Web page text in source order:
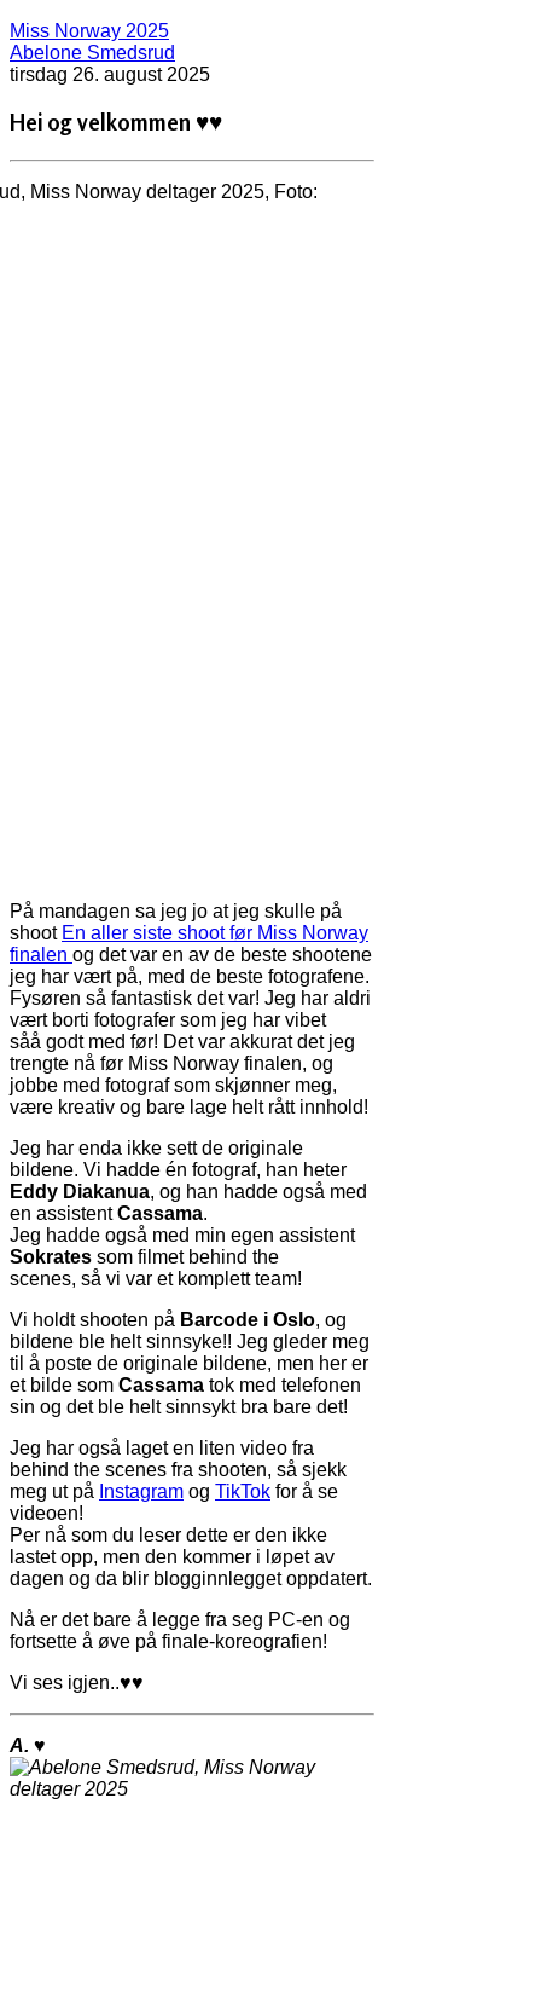
Miss Norway 2025
Abelone Smedsrud
tirsdag 26. august 2025
Hei og velkommen ♥♥
På mandagen sa jeg jo at jeg skulle på
shoot En aller siste shoot før Miss Norway
finalen og det var en av de beste shootene
jeg har vært på, med de beste fotografene.
Fysøren så fantastisk det var! Jeg har aldri
vært borti fotografer som jeg har vibet
såå godt med før! Det var akkurat det jeg
trengte nå før Miss Norway finalen, og
jobbe med fotograf som skjønner meg,
være kreativ og bare lage helt rått innhold!
Jeg har enda ikke sett de originale
bildene. Vi hadde én fotograf, han heter
Eddy Diakanua, og han hadde også med
en assistentCassama.
Jeg hadde også med min egen assistent
Sokrates som filmet behind the
scenes, så vi var et komplett team!
Vi holdt shooten på Barcode i Oslo, og
bildene ble helt sinnsyke!! Jeg gleder meg
til å poste de originale bildene, men her er
et bilde som Cassama tok med telefonen
sin og det ble helt sinnsykt bra bare det!
Jeg har også laget en liten video fra
behind the scenes fra shooten, så sjekk
meg ut på Instagram og TikTok for å se
videoen!
Per nå som du leser dette er den ikke
lastet opp, men den kommer i løpet av
dagen og da blir blogginnlegget oppdatert.
Nå er det bare å legge fra seg PC-en og
fortsette å øve på finale-koreografien!
Vi ses igjen..♥♥
A. ♥